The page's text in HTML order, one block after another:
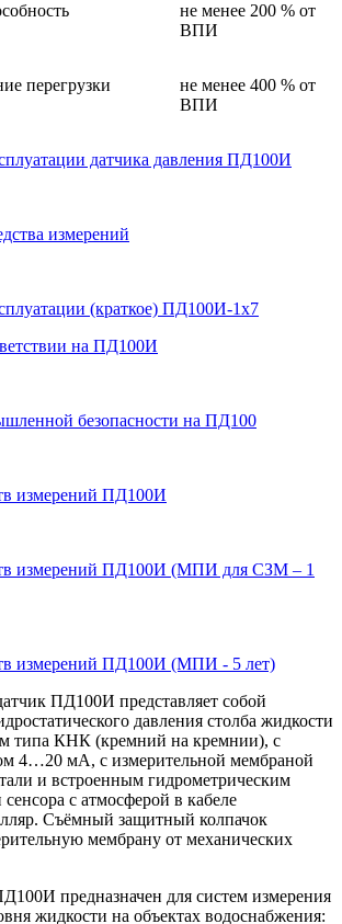
не менее 200 % от
ВПИ
перегрузки
не менее 400 % от
ВПИ
датчика давления ПД100И
измерений
(краткое) ПД100И-1х7
на ПД100И
безопасности на ПД100
измерений ПД100И
измерений ПД100И (МПИ для СЗМ – 1
измерений ПД100И (МПИ - 5 лет)
ПД100И представляет собой
давления столба жидкости
типа КНК (кремний на кремнии), с
4…20 мА, с измерительной мембраной
и встроенным гидрометрическим
с атмосферой в кабеле
Съёмный защитный колпачок
мембрану от механических
предназначен для систем измерения
жидкости на объектах водоснабжения: